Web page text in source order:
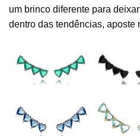
um brinco diferente para
dentro das tendências, aposte